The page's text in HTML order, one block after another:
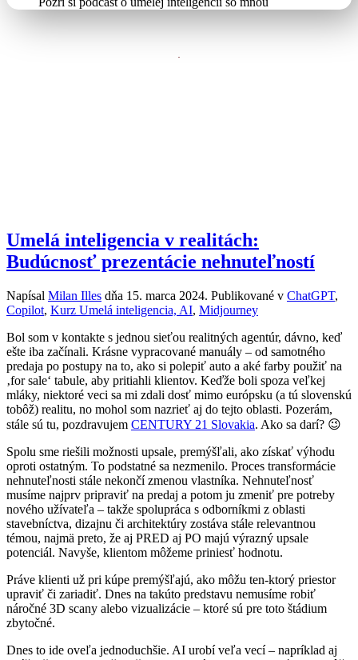
Umelá inteligencia v realitách:
Budúcnosť prezentácie nehnuteľností
Napísal Milan Illes dňa 15. marca 2024. Publikované v ChatGPT,
Copilot, Kurz Umelá inteligencia, AI, Midjourney
Bol som v kontakte s jednou sieťou realitných agentúr, dávno, keď
ešte iba začínali. Krásne vypracované manuály – od samotného
predaja po postupy na to, ako si polepiť auto a aké farby použiť na
‚for sale‘ tabule, aby pritiahli klientov. Keďže boli spoza veľkej
mláky, niektoré veci sa mi zdali dosť mimo európsku (a tú slovenskú
tobôž) realitu, no mohol som nazrieť aj do tejto oblasti. Pozerám,
stále sú tu, pozdravujem CENTURY 21 Slovakia. Ako sa darí? 😉
Spolu sme riešili možnosti upsale, premýšľali, ako získať výhodu
oproti ostatným. To podstatné sa nezmenilo. Proces transformácie
nehnuteľnosti stále nekončí zmenou vlastníka. Nehnuteľnosť
musíme najprv pripraviť na predaj a potom ju zmeniť pre potreby
nového užívateľa – takže spolupráca s odborníkmi z oblasti
stavebníctva, dizajnu či architektúry zostáva stále relevantnou
témou, najmä preto, že aj PRED aj PO majú výrazný upsale
potenciál. Navyše, klientom môžeme priniesť hodnotu.
Práve klienti už pri kúpe premýšľajú, ako môžu ten-ktorý priestor
upraviť či zariadiť. Dnes na takúto predstavu nemusíme robiť
náročné 3D scany alebo vizualizácie – ktoré sú pre toto štádium
zbytočné.
Dnes to ide oveľa jednoduchšie. AI urobí veľa vecí – napríklad aj